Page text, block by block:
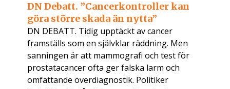
DN Debatt. ”Cancerkontroller kan
göra större skada än nytta”
DN DEBATT. Tidig upptäckt av cancer
framställs som en självklar räddning. Men
sanningen är att mammografi och test för
prostatacancer ofta ger falska larm och
omfattande överdiagnostik. Politiker